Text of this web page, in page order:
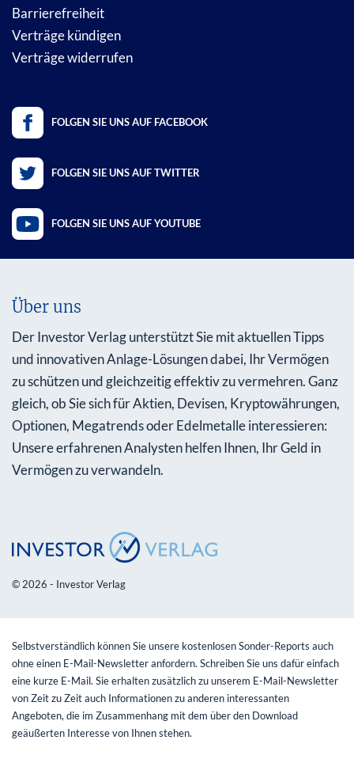
Barrierefreiheit
Verträge kündigen
Verträge widerrufen
FOLGEN SIE UNS AUF FACEBOOK
FOLGEN SIE UNS AUF TWITTER
FOLGEN SIE UNS AUF YOUTUBE
Über uns
Der Investor Verlag unterstützt Sie mit aktuellen Tipps
und innovativen Anlage-Lösungen dabei, Ihr Vermögen
zu schützen und gleichzeitig effektiv zu vermehren. Ganz
gleich, ob Sie sich für Aktien, Devisen, Kryptowährungen,
Optionen, Megatrends oder Edelmetalle interessieren:
Unsere erfahrenen Analysten helfen Ihnen, Ihr Geld in
Vermögen zu verwandeln.
© 2026 - Investor Verlag
Selbstverständlich können Sie unsere kostenlosen Sonder-Reports auch
ohne einen E-Mail-Newsletter anfordern. Schreiben Sie uns dafür einfach
eine kurze E-Mail. Sie erhalten zusätzlich zu unserem E-Mail-Newsletter
von Zeit zu Zeit auch Informationen zu anderen interessanten
Angeboten, die im Zusammenhang mit dem über den Download
geäußerten Interesse von Ihnen stehen.